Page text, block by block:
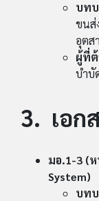
บท
ขนส่
อุตส
ผู้ที่ต้
บำบั
3. เอก
มอ.1-3 (
System)
บท